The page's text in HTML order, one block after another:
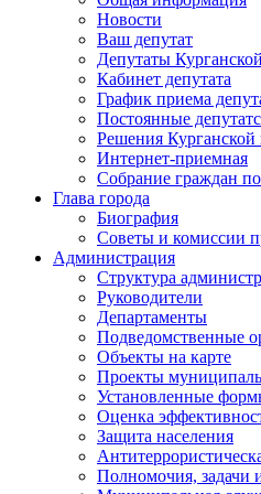
Новости
Ваш депутат
Депутаты
Кабинет депутата
График приема
Постоянные
Решения
Интернет-приемная
Собрание граждан
Глава города
Биография
Советы и комиссии
Администрация
Структура
Руководители
Департаменты
Подведомственные
Объекты на карте
Проекты
Установленные
Оценка
Защита населения
Полномочия, задачи